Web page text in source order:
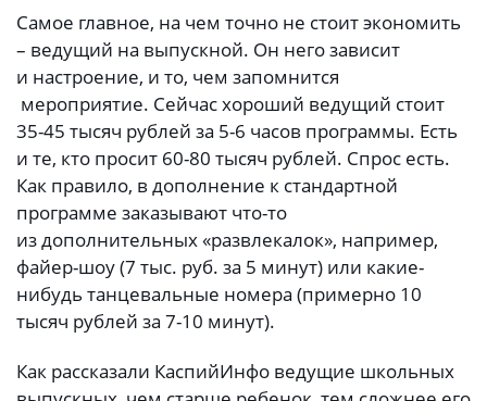
Самое главное, на чем точно не стоит экономить
– ведущий на выпускной. Он него зависит
и настроение, и то, чем запомнится
мероприятие. Сейчас хороший ведущий стоит
35-45 тысяч рублей за 5-6 часов программы. Есть
и те, кто просит 60-80 тысяч рублей. Спрос есть.
Как правило, в дополнение к стандартной
программе заказывают что-то
из дополнительных «развлекалок», например,
файер-шоу (7 тыс. руб. за 5 минут) или какие-
нибудь танцевальные номера (примерно 10
тысяч рублей за 7-10 минут).
Как рассказали КаспийИнфо ведущие школьных